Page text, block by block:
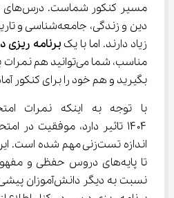
مسیر
دین و زندگی،
زیاد دارند. اما با یک برنامه ریزی
مناسب، شما می‌توانید
بگیرید و هم خود را برای کنکور
۱۴۰۴ تاثیر دارد، موفقیت
اندازه تست‌زنی مهم شده
تا پایه‌های دروس حفظی و
نسبت به دیگر